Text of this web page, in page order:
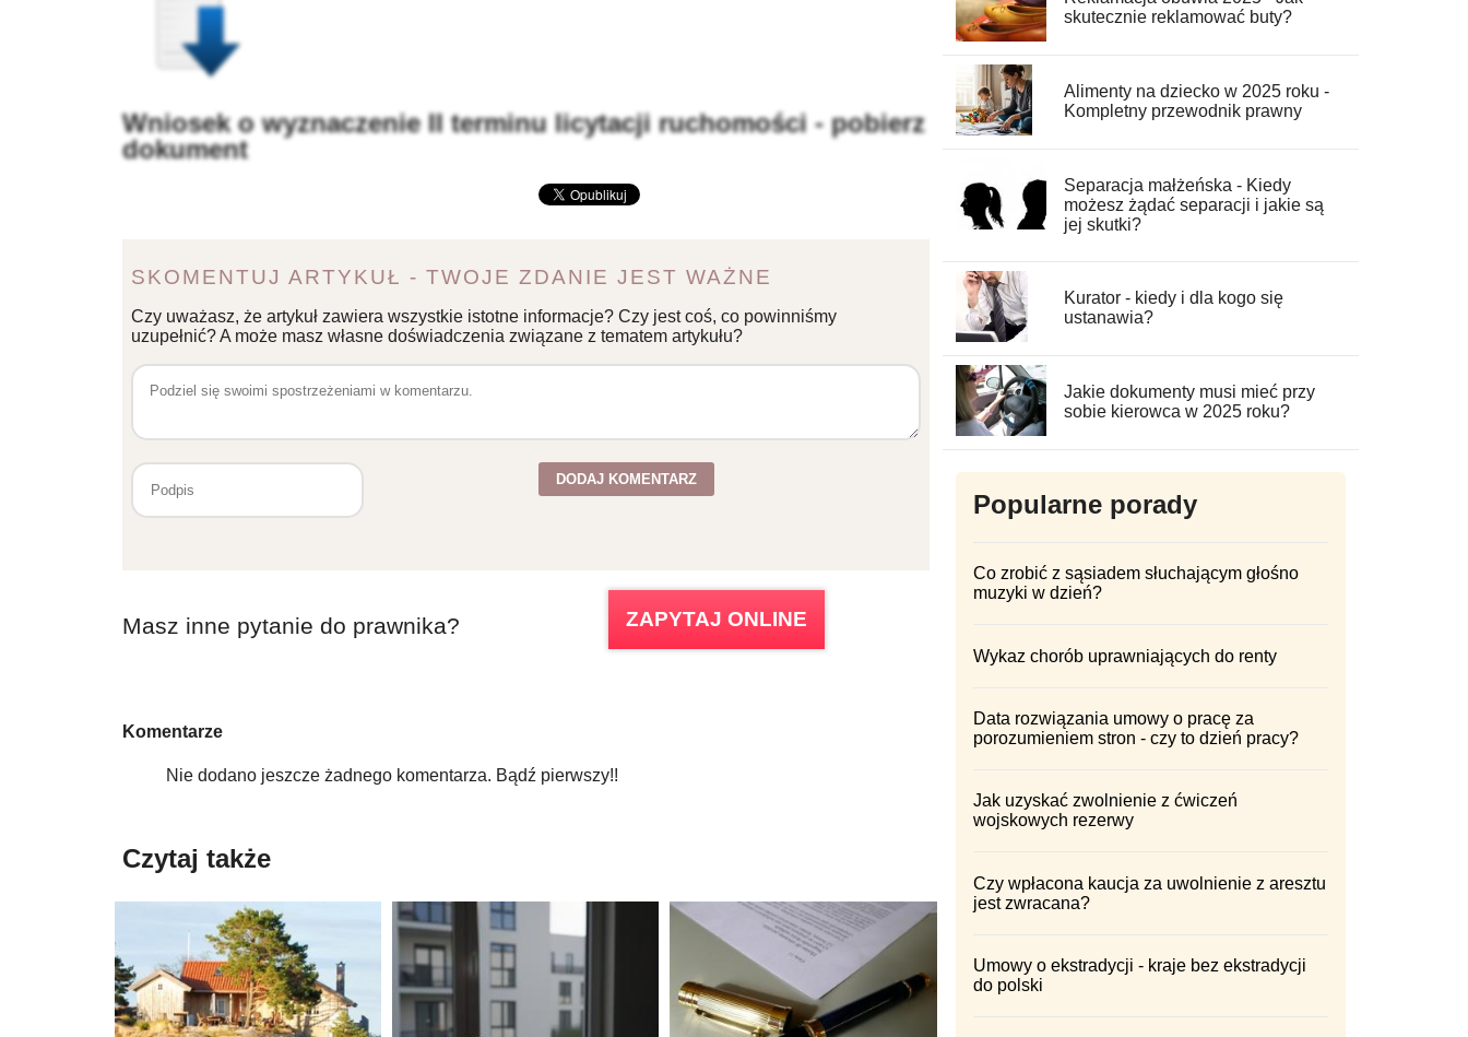
Wniosek o wyznaczenie II terminu licytacji ruchomości - pobierz
dokument
SKOMENTUJ ARTYKUŁ - TWOJE ZDANIE JEST WAŻNE
Czy uważasz, że artykuł zawiera wszystkie istotne informacje? Czy jest coś, co powinniśmy
uzupełnić? A może masz własne doświadczenia związane z tematem artykułu?
Masz inne pytanie do prawnika? ZAPYTAJ ONLINE
Komentarze
Nie dodano jeszcze żadnego komentarza. Bądź pierwszy!!
Czytaj także
skutecznie reklamować buty?
Alimenty na dziecko w 2025 roku -
Kompletny przewodnik prawny
Separacja małżeńska - Kiedy
możesz żądać separacji i jakie są
jej skutki?
Kurator - kiedy i dla kogo się
ustanawia?
Jakie dokumenty musi mieć przy
sobie kierowca w 2025 roku?
Popularne porady
Co zrobić z sąsiadem słuchającym głośno
muzyki w dzień?
Wykaz chorób uprawniających do renty
Data rozwiązania umowy o pracę za
porozumieniem stron - czy to dzień pracy?
Jak uzyskać zwolnienie z ćwiczeń
wojskowych rezerwy
Czy wpłacona kaucja za uwolnienie z aresztu
jest zwracana?
Umowy o ekstradycji - kraje bez ekstradycji
do polski